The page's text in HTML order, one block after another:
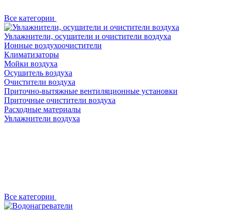
Все категории
Увлажнители, осушители и очистители воздуха
Ионные воздухоочистители
Климатизаторы
Мойки воздуха
Осушитель воздуха
Очистители воздуха
Приточно-вытяжные вентиляционные установки
Приточные очистители воздуха
Расходные материалы
Увлажнители воздуха
Все категории